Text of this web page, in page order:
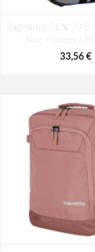
Bagmaster GEN 20 B
Blue / Green /
33,56 €